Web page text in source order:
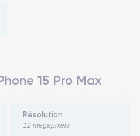
15 Pro Max
Résolution
12 megapixels